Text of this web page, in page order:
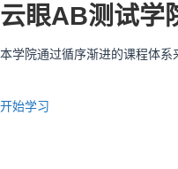
云眼AB测试学
本学院通过循序渐进的课程体系
开始学习